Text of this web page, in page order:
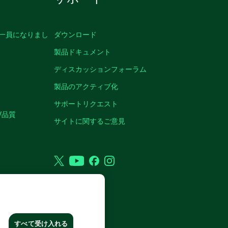
員になりまし
質
ダウンロード
製品ドキュメント
ディスカッションフォーラム
製品のアクティブ化
サポートリクエスト
サイトに関するご意見
TwitterYouTubeFacebookInstagram
すべて受け入れる